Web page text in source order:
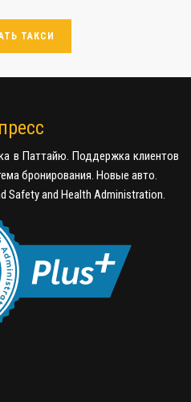
ТАКСИ
в Паттайю. Поддержка клиентов
бронирования. Новые авто.
Safety and Health Administration.